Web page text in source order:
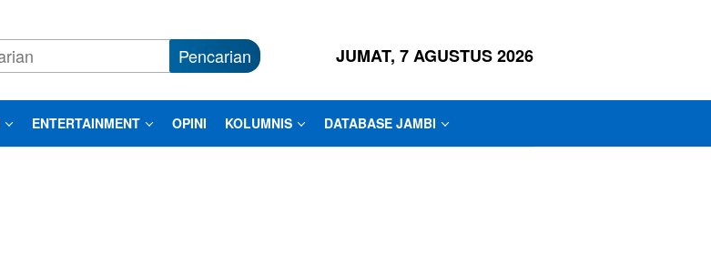
Pencarian JUMAT, 7 AGUSTUS 2026
ENTERTAINMENT OPINI KOLUMNIS DATABASE JAMBI